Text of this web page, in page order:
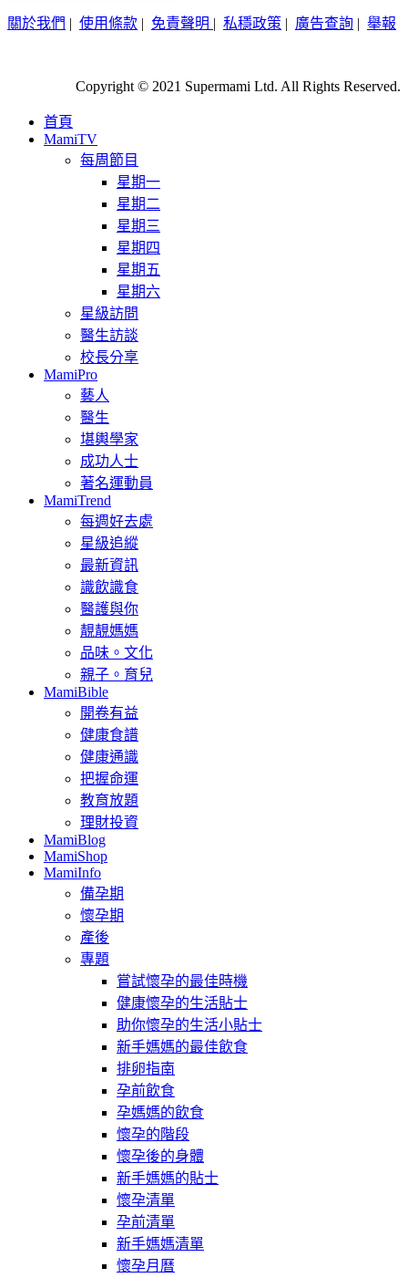
關於我們 | 使用條款 | 免責聲明 | 私穩政策 | 廣告查詢 | 舉報
Copyright © 2021 Supermami Ltd. All Rights Reserved.
首頁
MamiTV
每周節目
星期一
星期二
星期三
星期四
星期五
星期六
星級訪問
醫生訪談
校長分享
MamiPro
藝人
醫生
堪輿學家
成功人士
著名運動員
MamiTrend
每週好去處
星級追縱
最新資訊
識飲識食
醫護與你
靚靚媽媽
品味。文化
親子。育兒
MamiBible
開卷有益
健康食譜
健康通識
把握命運
教育放題
理財投資
MamiBlog
MamiShop
MamiInfo
備孕期
懷孕期
產後
專題
嘗試懷孕的最佳時機
健康懷孕的生活貼士
助你懷孕的生活小貼士
新手媽媽的最佳飲食
排卵指南
孕前飲食
孕媽媽的飲食
懷孕的階段
懷孕後的身體
新手媽媽的貼士
懷孕清單
孕前清單
新手媽媽清單
懷孕月曆